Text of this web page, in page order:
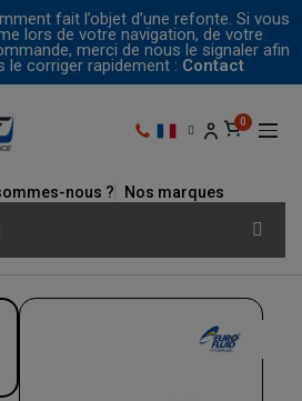
fait l’objet d’une refonte. Si vous
lors de votre navigation, de votre
merci de nous le signaler afin
le corriger rapidement : Contact
nous ? Nos marques